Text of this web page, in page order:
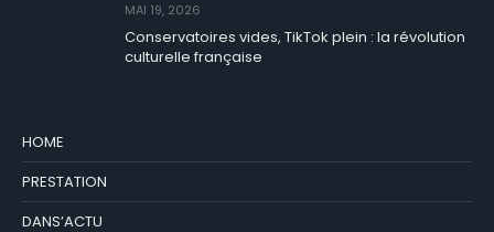
MAI 19, 2026
Conservatoires vides, TikTok plein : la révolution
culturelle française
HOME
PRESTATION
DANS’ACTU